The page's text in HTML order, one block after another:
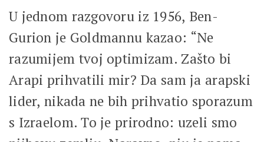
U jednom razgovoru iz 1956, Ben-
Gurion je Goldmannu kazao: “Ne
razumijem tvoj optimizam. Zašto bi
Arapi prihvatili mir? Da sam ja arapski
lider, nikada ne bih prihvatio sporazum
s Izraelom. To je prirodno: uzeli smo